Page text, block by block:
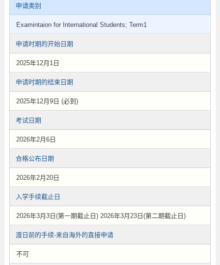
申请类别
Examintaion for International Students; Term1
申请时期的开始日期
2025年12月1日
申请时期的结束日期
2025年12月9日 (必到)
考试日期
2026年2月6日
合格公布日期
2026年2月20日
入学手续截止日
2026年3月3日(第一期截止日) 2026年3月23日(第二期截止日)
渡日前的手续-来自海外的直接申请
不可